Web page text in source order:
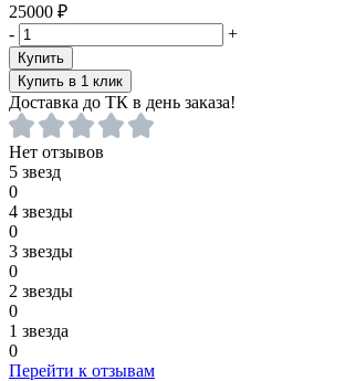
25000 ₽
-
+
Купить
Купить в 1 клик
Доставка до ТК в день заказа!
Нет отзывов
5 звезд
0
4 звезды
0
3 звезды
0
2 звезды
0
1 звезда
0
Перейти к отзывам